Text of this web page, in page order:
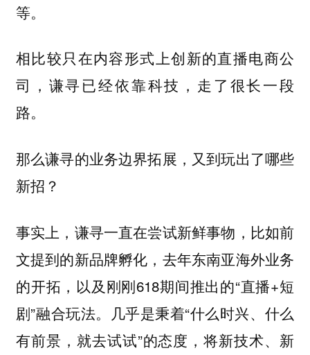
等。
相比较只在内容形式上创新的直播电商公
司，谦寻已经依靠科技，走了很长一段
路。
那么谦寻的业务边界拓展，又到玩出了哪些
新招？
事实上，谦寻一直在尝试新鲜事物，比如前
文提到的新品牌孵化，去年东南亚海外业务
的开拓，以及刚刚618期间推出的“直播+短
剧”融合玩法。几乎是秉着“什么时兴、什么
有前景，就去试试”的态度，将新技术、新